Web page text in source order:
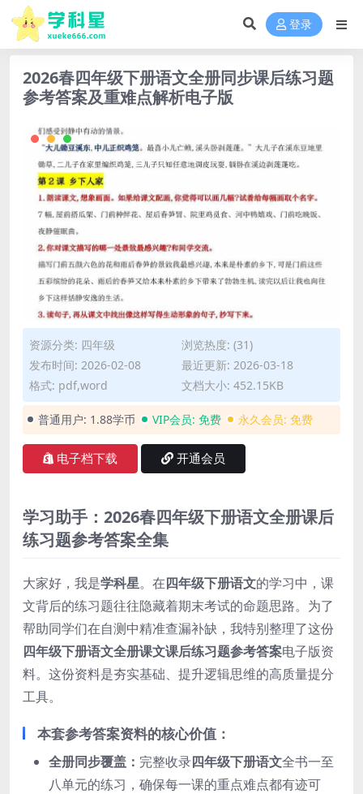
登录
2026春四年级下册语文全册同步课后练习题
参考答案及重难点解析电子版
资源分类: 四年级
浏览热度: (31)
发布时间: 2026-02-08
最近更新: 2026-03-18
格式: pdf,word
文档大小: 452.15KB
普通用户: 1.88学币 VIP会员: 免费 永久会员: 免费
电子档下载 开通会员
学习助手：2026春四年级下册语文全册课后
练习题参考答案全集
大家好，我是学科星。在四年级下册语文的学习中，课
文背后的练习题往往隐藏着期末考试的命题思路。为了
帮助同学们在自测中精准查漏补缺，我特别整理了这份
四年级下册语文全册课文课后练习题参考答案电子版资
料。这份资料是夯实基础、提升逻辑思维的高质量提分
工具。
本套参考答案资料的核心价值：
全册同步覆盖： 完整收录四年级下册语文全书一至
八单元的练习，确保每一课的重点难点都有迹可